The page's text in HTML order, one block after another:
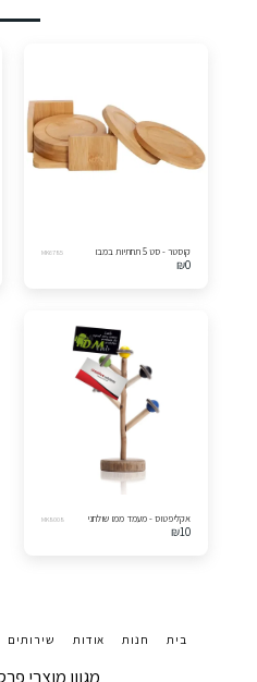
קוסטר - סט 5 תחתיות במבו MK6785
₪0
אקליפטוס - מעמד ממו שולחני MK8008
₪10
מגוון מוצרי
בית חנות אודות שירותים